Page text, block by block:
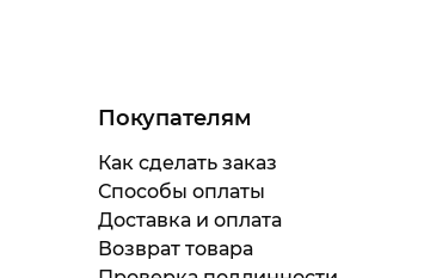
Покупателям
Как сделать заказ
Способы оплаты
Доставка и оплата
Возврат товара